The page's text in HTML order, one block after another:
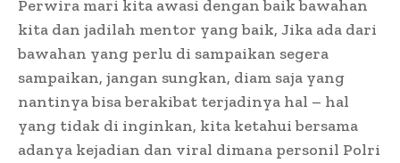
Perwira mari kita awasi dengan baik bawahan
kita dan jadilah mentor yang baik, Jika ada dari
bawahan yang perlu di sampaikan segera
sampaikan, jangan sungkan, diam saja yang
nantinya bisa berakibat terjadinya hal – hal
yang tidak di inginkan, kita ketahui bersama
adanya kejadian dan viral dimana personil Polri